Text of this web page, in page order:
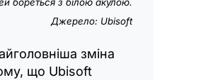
Джерело: Ubisoft
зміна
що Ubisoft